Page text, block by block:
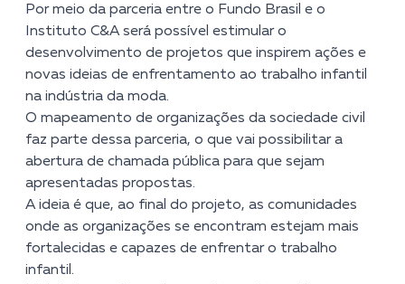
Por meio da parceria entre o Fundo Brasil e o
Instituto C&A será possível estimular o
desenvolvimento de projetos que inspirem ações e
novas ideias de enfrentamento ao trabalho infantil
na indústria da moda.
O mapeamento de organizações da sociedade civil
faz parte dessa parceria, o que vai possibilitar a
abertura de chamada pública para que sejam
apresentadas propostas.
A ideia é que, ao final do projeto, as comunidades
onde as organizações se encontram estejam mais
fortalecidas e capazes de enfrentar o trabalho
infantil.